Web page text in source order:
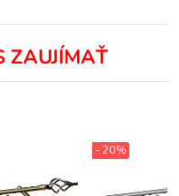
ZAUJÍMAŤ
- 20%